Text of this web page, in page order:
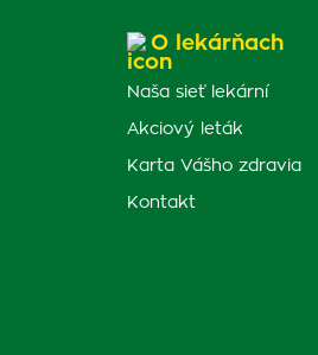
O lekárňach
Naša sieť lekární
Akciový leták
Karta Vášho zdravia
Kontakt